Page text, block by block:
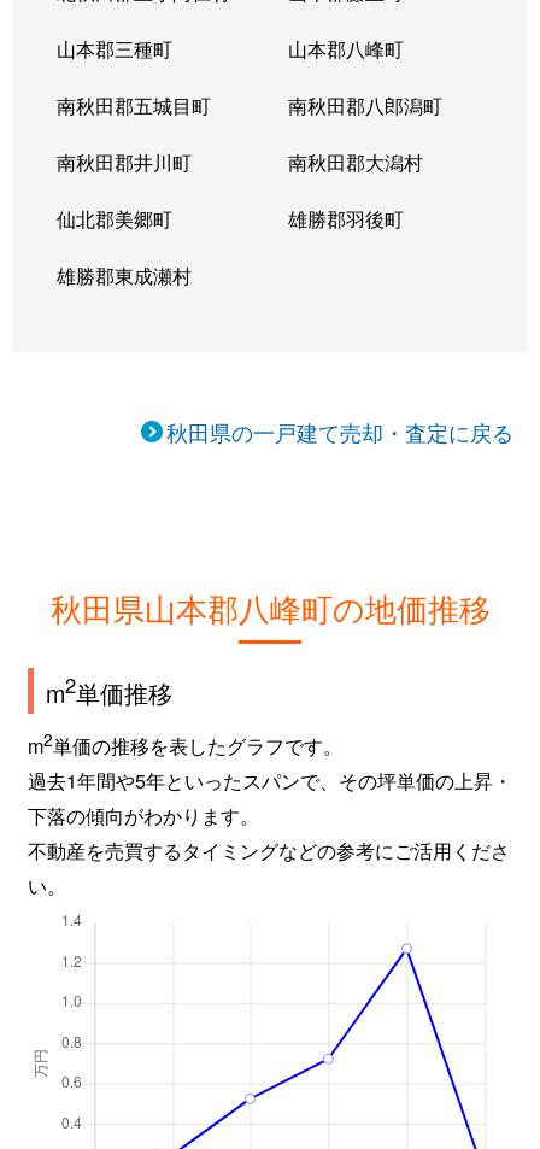
山本郡三種町 山本郡八峰町
南秋田郡五城目町 南秋田郡八郎潟町
南秋田郡井川町 南秋田郡大潟村
仙北郡美郷町 雄勝郡羽後町
雄勝郡東成瀬村
秋田県の一戸建て売却・査定に戻る
秋田県山本郡八峰町の地価推移
m2単価推移
m2単価の推移を表したグラフです。
過去1年間や5年といったスパンで、その坪単価の上昇・
下落の傾向がわかります。
不動産を売買するタイミングなどの参考にご活用くださ
い。